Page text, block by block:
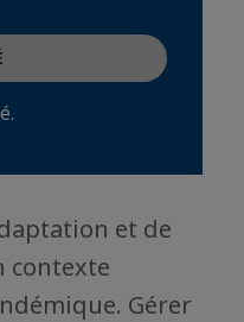
et de
contexte
Gérer